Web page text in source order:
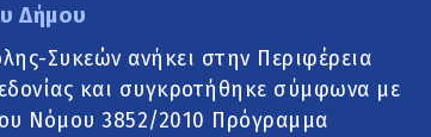
Δήμου
Συκεών ανήκει στην Περιφέρεια
και συγκροτήθηκε σύμφωνα με
Νόμου 3852/2010 Πρόγραμμα